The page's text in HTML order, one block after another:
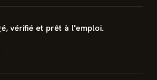
vérifié et prêt à l'emploi.